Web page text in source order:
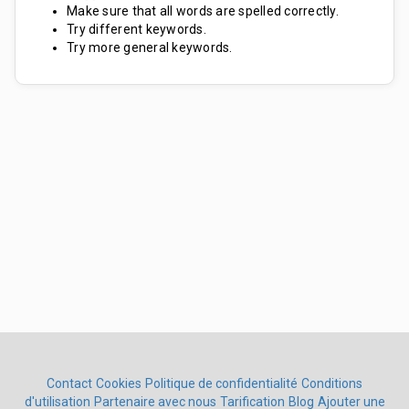
Make sure that all words are spelled correctly.
Try different keywords.
Try more general keywords.
Contact Cookies Politique de confidentialité Conditions
d'utilisation Partenaire avec nous Tarification Blog Ajouter une